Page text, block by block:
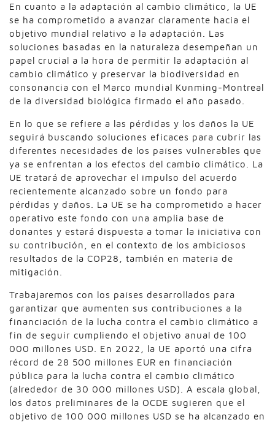
En cuanto a la adaptación al cambio climático, la UE
se ha comprometido a avanzar claramente hacia el
objetivo mundial relativo a la adaptación. Las
soluciones basadas en la naturaleza desempeñan un
papel crucial a la hora de permitir la adaptación al
cambio climático y preservar la biodiversidad en
consonancia con el Marco mundial Kunming-Montreal
de la diversidad biológica firmado el año pasado.
En lo que se refiere a las pérdidas y los daños la UE
seguirá buscando soluciones eficaces para cubrir las
diferentes necesidades de los países vulnerables que
ya se enfrentan a los efectos del cambio climático. La
UE tratará de aprovechar el impulso del acuerdo
recientemente alcanzado sobre un fondo para
pérdidas y daños. La UE se ha comprometido a hacer
operativo este fondo con una amplia base de
donantes y estará dispuesta a tomar la iniciativa con
su contribución, en el contexto de los ambiciosos
resultados de la COP28, también en materia de
mitigación.
Trabajaremos con los países desarrollados para
garantizar que aumenten sus contribuciones a la
financiación de la lucha contra el cambio climático a
fin de seguir cumpliendo el objetivo anual de 100
000 millones USD. En 2022, la UE aportó una cifra
récord de 28 500 millones EUR en financiación
pública para la lucha contra el cambio climático
(alrededor de 30 000 millones USD). A escala global,
los datos preliminares de la OCDE sugieren que el
objetivo de 100 000 millones USD se ha alcanzado en